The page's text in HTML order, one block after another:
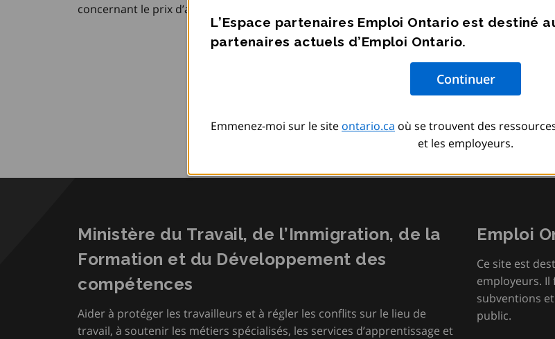
L’Espace partenaires Emploi Ontario est destiné
partenaires actuels d’Emploi Ontario.
Emmenez-moi sur le site ontario.ca où se trouvent des
et les employeurs.
concernant le prix d’alphabétisation du Conseil de la fédération 2023.
Ministère du Travail, de l’Immigration, de la
Formation et du Développement des
compétences
Aider à protéger les travailleurs et à régler les conflits sur le lieu de
travail, à soutenir les métiers spécialisés, les services d’apprentissage et
Emploi
Ce site est
employeurs. Il
subventions
public.